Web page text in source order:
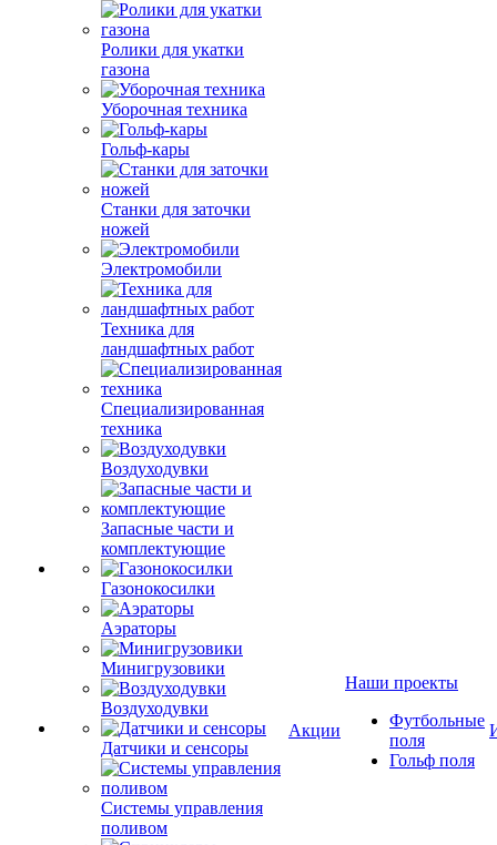
Ролики для укатки
газона
Уборочная техника
Гольф-кары
Станки для заточки
ножей
Электромобили
Техника для
ландшафтных работ
Специализированная
техника
Воздуходувки
Запасные части и
комплектующие
Газонокосилки
Аэраторы
Минигрузовики
Воздуходувки
Датчики и сенсоры
Системы управления
поливом
Акции
Наши проекты
Футбольные
поля
Гольф поля